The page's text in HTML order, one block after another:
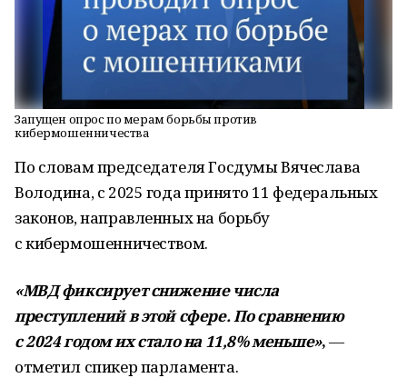
Запущен опрос по мерам борьбы против
кибермошенничества
По словам председателя Госдумы Вячеслава
Володина, с 2025 года принято 11 федеральных
законов, направленных на борьбу
с кибермошенничеством.
«МВД фиксирует снижение числа
преступлений в этой сфере. По сравнению
с 2024 годом их стало на 11,8% меньше»,—
отметил спикер парламента.